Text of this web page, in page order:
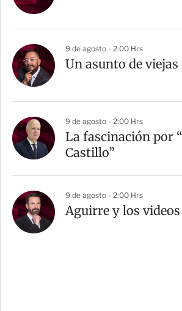
9 de agosto - 2:00 Hrs
Un asunto de viejas
9 de agosto - 2:00 Hrs
La fascinación por
Castillo”
9 de agosto - 2:00 Hrs
Aguirre y los videos